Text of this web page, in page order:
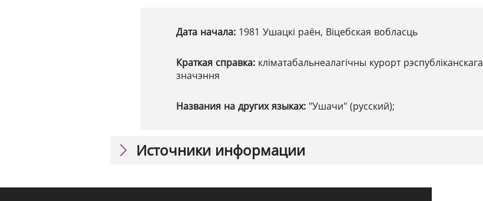
Дата начала: 1981 Ушацкі раён, Віцебская вобласць
Краткая справка: кліматабальнеалагічны курорт рэспубліканскага
значэння
Названия на других языках: "Ушачи" (русский);
Источники информации